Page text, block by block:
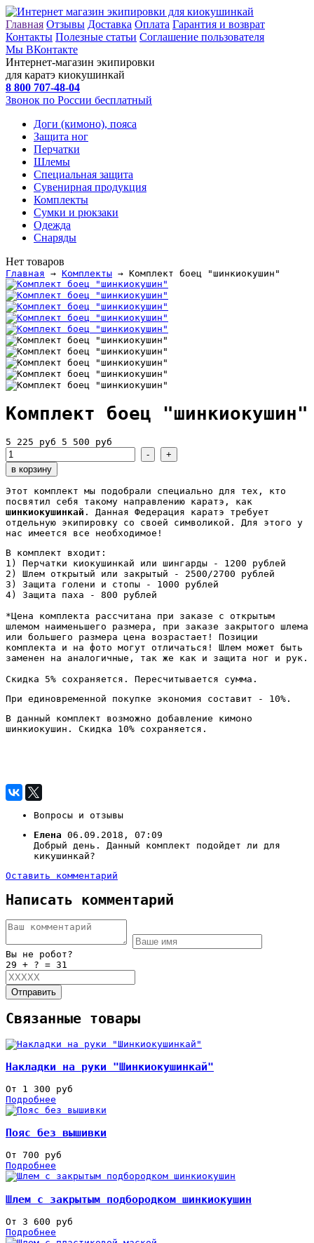
Главная Отзывы Доставка Оплата Гарантия и возврат
Контакты Полезные статьи Соглашение пользователя
Мы ВКонтакте
Интернет-магазин экипировки
для каратэ киокушинкай
8 800 707-48-04
Звонок по России бесплатный
Доги (кимоно), пояса
Защита ног
Перчатки
Шлемы
Специальная защита
Сувенирная продукция
Комплекты
Сумки и рюкзаки
Одежда
Снаряды
Нет товаров
Главная → Комплекты → Комплект боец "шинкиокушин"
Комплект боец "шинкиокушин"
5 225 руб 5 500 руб
Этот комплект мы подобрали специально для тех, кто
посвятил себя такому направлению каратэ, как
шинкиокушинкай . Данная Федерация каратэ требует
отдельную экипировку со своей символикой. Для этого у
нас имеется все необходимое!
В комплект входит:
1) Перчатки киокушинкай или шингарды - 1200 рублей
2) Шлем открытый или закрытый - 2500/2700 рублей
3) Защита голени и стопы - 1000 рублей
4) Защита паха - 800 рублей
*Цена комплекта рассчитана при заказе с открытым
шлемом наименьшего размера, при заказе закрытого шлема
или большего размера цена возрастает! Позиции
комплекта и на фото могут отличаться! Шлем может быть
заменен на аналогичные, так же как и защита ног и рук.
Скидка 5% сохраняется. Пересчитывается сумма.
При единовременной покупке экономия составит - 10%.
В данный комплект возможно добавление кимоно
шинкиокушин. Скидка 10% сохраняется.
Вопросы и отзывы
Елена 06.09.2018, 07:09
Добрый день. Данный комплект подойдет ли для
кикушинкай?
Оставить комментарий
Написать комментарий
Вы не робот?
29 + ? = 31
Отправить
Связанные товары
Накладки на руки "Шинкиокушинкай"
От 1 300 руб
Подробнее
Пояс без вышивки
От 700 руб
Подробнее
Шлем с закрытым подбородком шинкиокушин
От 3 600 руб
Подробнее